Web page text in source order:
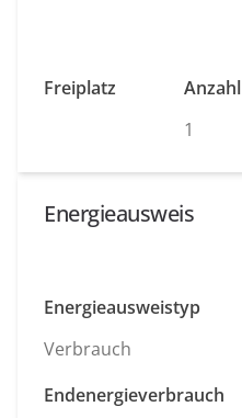
Freiplatz
Anzahl
1
Energieausweis
Energieausweistyp
Verbrauch
Endenergieverbrauch